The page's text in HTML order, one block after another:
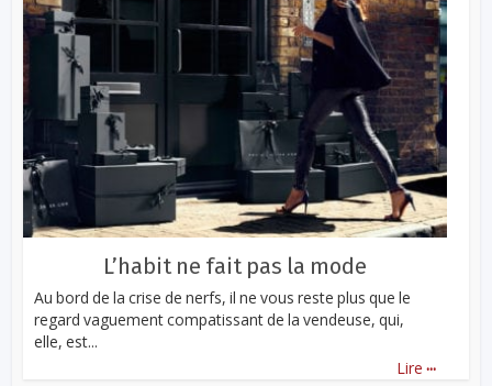
L’habit ne fait pas la mode
Au bord de la crise de nerfs, il ne vous reste plus que le
regard vaguement compatissant de la vendeuse, qui,
elle, est...
Lire ...